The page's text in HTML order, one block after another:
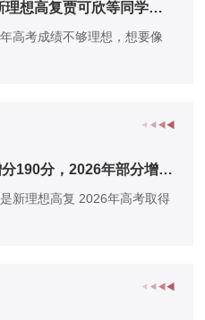
想高复贾可欣等同学被
考成绩不够理想，想要像
190分，2026年部分增量
理想高复 2026年高考取得